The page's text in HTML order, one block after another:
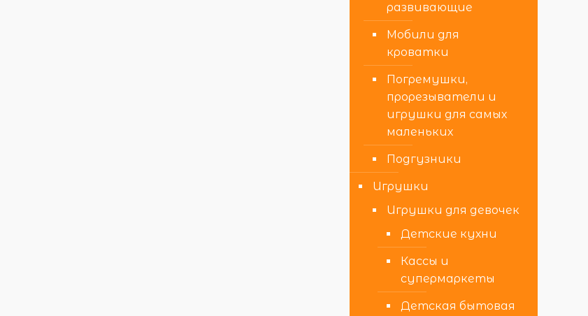
развивающие
Мобили для
кроватки
Погремушки,
прорезыватели и
игрушки для самых
маленьких
Подгузники
Игрушки
Игрушки для девочек
Детские кухни
Кассы и
супермаркеты
Детская бытовая